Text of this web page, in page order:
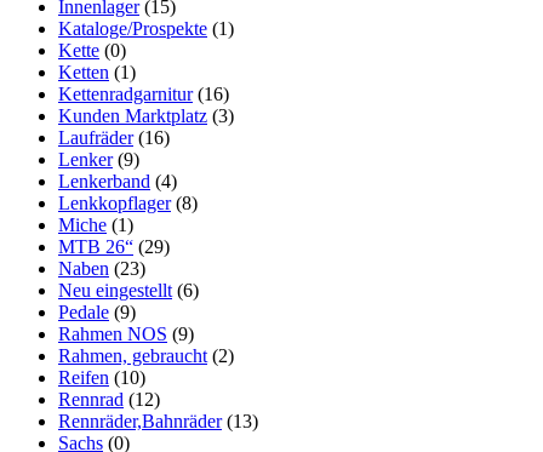
Innenlager (15)
Kataloge/Prospekte (1)
Kette (0)
Ketten (1)
Kettenradgarnitur (16)
Kunden Marktplatz (3)
Laufräder (16)
Lenker (9)
Lenkerband (4)
Lenkkopflager (8)
Miche (1)
MTB 26“ (29)
Naben (23)
Neu eingestellt (6)
Pedale (9)
Rahmen NOS (9)
Rahmen, gebraucht (2)
Reifen (10)
Rennrad (12)
Rennräder,Bahnräder (13)
Sachs (0)